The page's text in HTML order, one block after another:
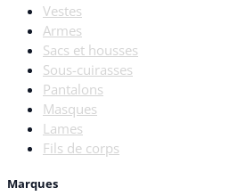
Vestes
Armes
Sacs et housses
Sous-cuirasses
Pantalons
Masques
Lames
Fils de corps
Marques